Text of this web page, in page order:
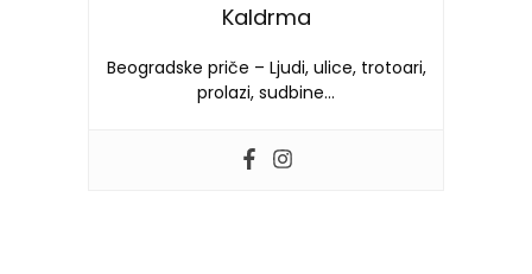
Kaldrma
Beogradske priče – Ljudi, ulice, trotoari,
prolazi, sudbine…